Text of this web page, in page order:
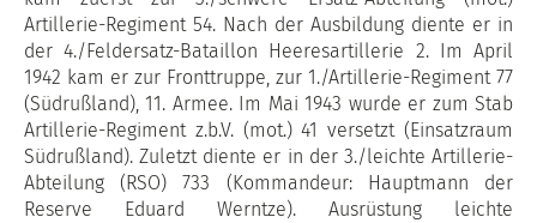
Artillerie-Regiment 54. Nach der Ausbildung diente er in
der 4./Feldersatz-Bataillon Heeresartillerie 2. Im April
1942 kam er zur Fronttruppe, zur 1./Artillerie-Regiment 77
(Südrußland), 11. Armee. Im Mai 1943 wurde er zum Stab
Artillerie-Regiment z.b.V. (mot.) 41 versetzt (Einsatzraum
Südrußland). Zuletzt diente er in der 3./leichte Artillerie-
Abteilung (RSO) 733 (Kommandeur: Hauptmann der
Reserve Eduard Werntze). Ausrüstung leichte